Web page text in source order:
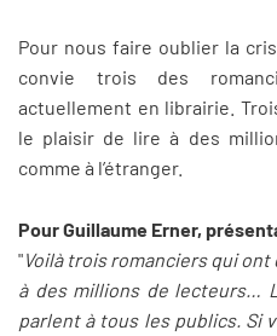
Pour nous faire oublier la
convie trois des
actuellement en librairie.
le plaisir de lire à des
comme à l’étranger.
Pour Guillaume Erner,
"Voilà trois romanciers qui
à des millions de lecteurs…
parlent à tous les publics. Si